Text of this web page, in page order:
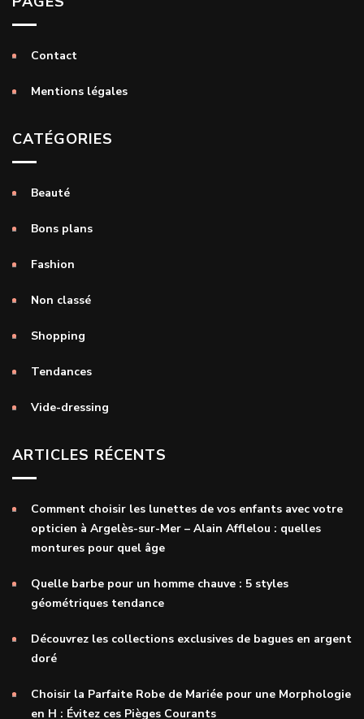
Contact
Mentions légales
CATÉGORIES
Beauté
Bons plans
Fashion
Non classé
Shopping
Tendances
Vide-dressing
ARTICLES RÉCENTS
Comment choisir les lunettes de vos enfants avec votre
opticien à Argelès-sur-Mer – Alain Afflelou : quelles
montures pour quel âge
Quelle barbe pour un homme chauve : 5 styles
géométriques tendance
Découvrez les collections exclusives de bagues en argent
doré
Choisir la Parfaite Robe de Mariée pour une Morphologie
en H : Évitez ces Pièges Courants